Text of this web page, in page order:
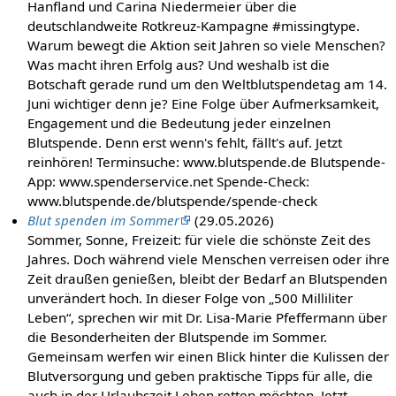
Hanfland und Carina Niedermeier über die
deutschlandweite Rotkreuz-Kampagne #missingtype.
Warum bewegt die Aktion seit Jahren so viele Menschen?
Was macht ihren Erfolg aus? Und weshalb ist die
Botschaft gerade rund um den Weltblutspendetag am 14.
Juni wichtiger denn je? Eine Folge über Aufmerksamkeit,
Engagement und die Bedeutung jeder einzelnen
Blutspende. Denn erst wenn's fehlt, fällt's auf. Jetzt
reinhören! Terminsuche: www.blutspende.de Blutspende-
App: www.spenderservice.net Spende-Check:
www.blutspende.de/blutspende/spende-check
Blut spenden im Sommer
(29.05.2026)
Sommer, Sonne, Freizeit: für viele die schönste Zeit des
Jahres. Doch während viele Menschen verreisen oder ihre
Zeit draußen genießen, bleibt der Bedarf an Blutspenden
unverändert hoch. In dieser Folge von „500 Milliliter
Leben“, sprechen wir mit Dr. Lisa-Marie Pfeffermann über
die Besonderheiten der Blutspende im Sommer.
Gemeinsam werfen wir einen Blick hinter die Kulissen der
Blutversorgung und geben praktische Tipps für alle, die